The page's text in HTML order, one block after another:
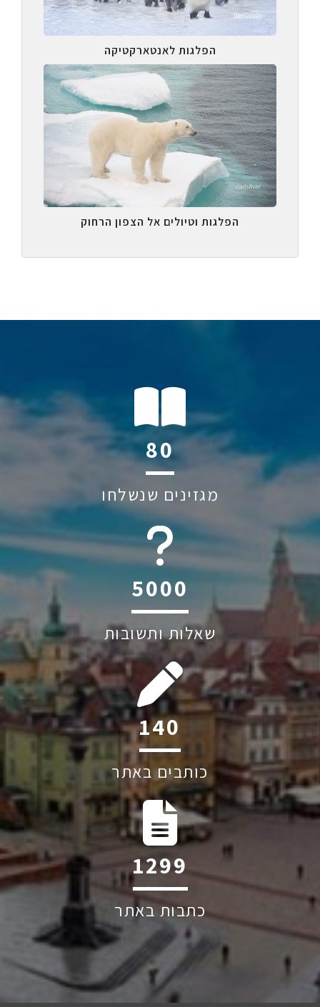
הפלגות לאנטארקטיקה
הפלגות וטיולים אל הצפון הרחוק
123
מגזינים שנשלחו
6045
שאלות ותשובות
215
כותבים באתר
2004
כתבות באתר